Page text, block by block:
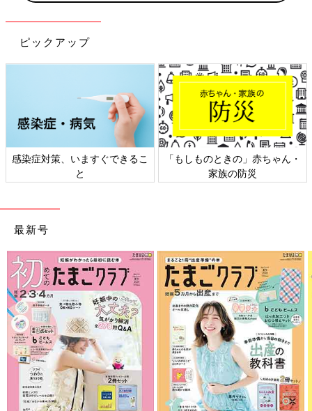
かったため、クラス替えはありませんでした。進級してもただ先
生が代わるだけという感じでしたが、次女の通う幼稚園ではバッ
チリあるんですよ、クラス替え。
でも、いつも一緒に登降園しているお友だちは同じクラスになれ
たので、ホッと一安心♪
…じゃ、なかったー！！！めちゃめちゃ泣いてる！！
いても、手を引けばおとなしくついてきてくれたのですが、今年
は引っぱっても動かないぞ！
昨年よりもレベルアップした登園拒否により、不安を抱えたまま
スタートした新年度。
この先どうなることかと心配でしたが、日に日に慣れてきたのか
少しずつ抵抗も弱くなり、今では「ようちえんいかない。」と言
いながらも笑顔でちゃんと通えるようになりました！
よかった～(涙)
一緒に遊ぶのは年少さんで同じクラスだった子ばかりみたいです
が、そのうち新しいお友だちの名前も次女から聞けるといいな♪
ピックアップ
感染症対策、いますぐできるこ
と
「もしものときの」赤ちゃん・
家族の防災
最新号